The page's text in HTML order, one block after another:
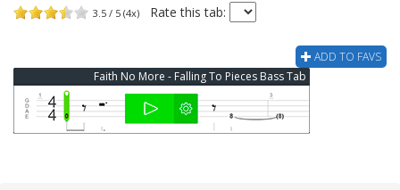
3.5 / 5 (4x) Rate this tab:
ADD TO FAVS
Faith No More - Falling To Pieces Bass Tab